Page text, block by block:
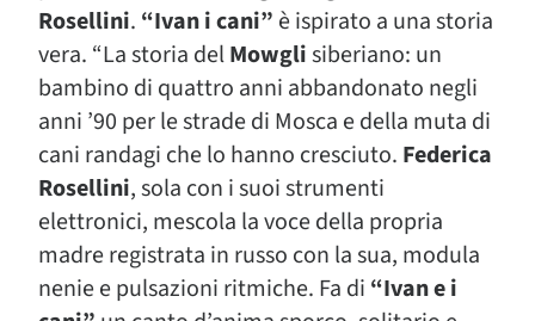
Rosellini. “Ivan i cani” è ispirato a una storia
vera. “La storia delMowglisiberiano: un
bambino di quattro anni abbandonato negli
anni ’90 per le strade di Mosca e della muta di
cani randagi che lo hanno cresciuto. Federica
Rosellini, sola con i suoi strumenti
elettronici, mescola la voce della propria
madre registrata in russo con la sua, modula
nenie e pulsazioni ritmiche. Fa di “Ivan e i